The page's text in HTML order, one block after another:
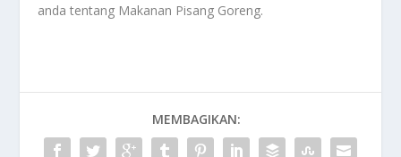
anda tentang Makanan Pisang Goreng.
MEMBAGIKAN: